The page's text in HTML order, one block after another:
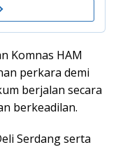
Komnas HAM
perkara demi
berjalan secara
berkeadilan.
Serdang serta